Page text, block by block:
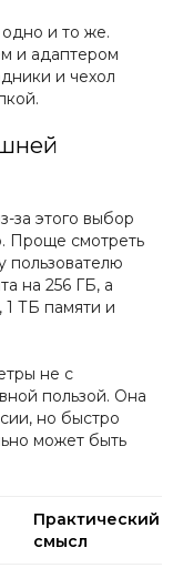
и то же.
и адаптером
и чехол
за этого выбор
Проще смотреть
пользователю
на 256 ГБ, а
ТБ памяти и
не с
пользой. Она
но быстро
может быть
Практический
смысл